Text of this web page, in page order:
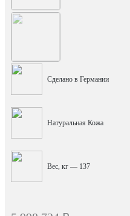
Сделано в Германии
Натуральная Кожа
Вес, кг — 137